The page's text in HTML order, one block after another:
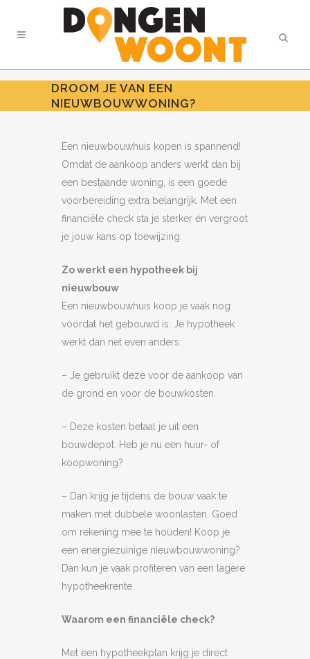
DROOM JE VAN EEN
NIEUWBOUWWONING?
Een nieuwbouwhuis kopen is spannend!
Omdat de aankoop anders werkt dan bij
een bestaande woning, is een goede
voorbereiding extra belangrijk. Met een
financiële check sta je sterker én vergroot
je jouw kans op toewijzing.
Zo werkt een hypotheek bij
nieuwbouw
Een nieuwbouwhuis koop je vaak nog
vóórdat het gebouwd is. Je hypotheek
werkt dan net even anders:
– Je gebruikt deze voor de aankoop van
de grond en voor de bouwkosten.
– Deze kosten betaal je uit een
bouwdepot. Heb je nu een huur- of
koopwoning?
– Dan krijg je tijdens de bouw vaak te
maken met dubbele woonlasten. Goed
om rekening mee te houden! Koop je
een energiezuinige nieuwbouwwoning?
Dan kun je vaak profiteren van een lagere
hypotheekrente.
Waarom een financiële check?
Met een hypotheekplan krijg je direct